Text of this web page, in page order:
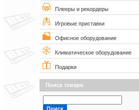
Плееры и рекордеры
Игровые приставки
Офисное оборудование
Климатическое оборудование
Подарки
Поиск товара